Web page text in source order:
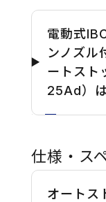
電動式
ンノズル
ートスト
25Ad）
仕様・ス
オートス